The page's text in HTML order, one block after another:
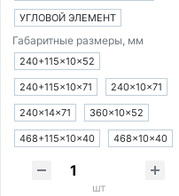
УГЛОВОЙ ЭЛЕМЕНТ
Габаритные размеры, мм
240+115×10×52
240+115×10×71 240×10×71
240×14×71 360×10×52
468+115×10×40 468×10×40
шт